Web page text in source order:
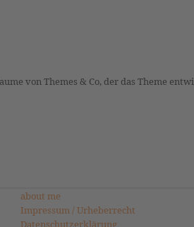
von Themes & Co, der das Theme
about me
Impressum / Urheberrecht
Datenschutzerklärung